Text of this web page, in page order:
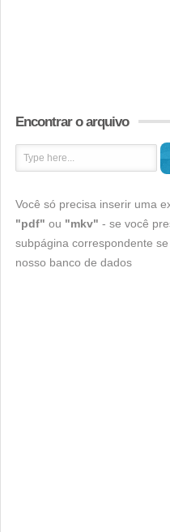
Encontrar o arquivo
Você só precisa inserir uma
"pdf" ou "mkv" - se você
subpágina correspondente
nosso banco de dados